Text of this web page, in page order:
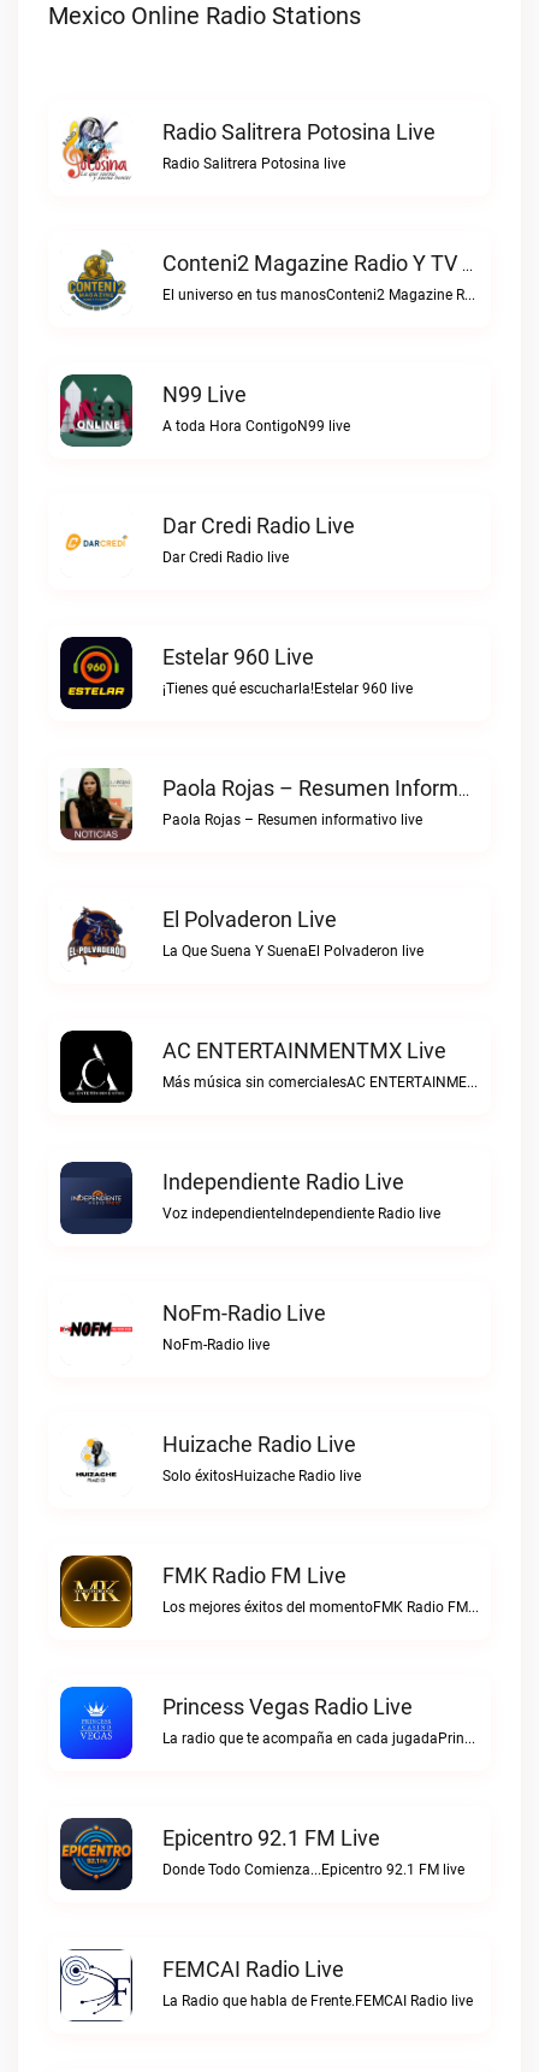
Mexico Online Radio Stations
Radio Salitrera Potosina Live
Radio Salitrera Potosina live
Conteni2 Magazine Radio Y TV Digital Live
El universo en tus manosConteni2 Magazine Radio y TV Digital live
N99 Live
A toda Hora ContigoN99 live
Dar Credi Radio Live
Dar Credi Radio live
Estelar 960 Live
¡Tienes qué escucharla!Estelar 960 live
Paola Rojas – Resumen Informativo Live
Paola Rojas – Resumen informativo live
El Polvaderon Live
La Que Suena Y SuenaEl Polvaderon live
AC ENTERTAINMENTMX Live
Más música sin comercialesAC ENTERTAINMENTMX live
Independiente Radio Live
Voz independienteIndependiente Radio live
NoFm-Radio Live
NoFm-Radio live
Huizache Radio Live
Solo éxitosHuizache Radio live
FMK Radio FM Live
Los mejores éxitos del momentoFMK Radio FM live
Princess Vegas Radio Live
La radio que te acompaña en cada jugadaPrincess Vegas Radio live
Epicentro 92.1 FM Live
Donde Todo Comienza...Epicentro 92.1 FM live
FEMCAI Radio Live
La Radio que habla de Frente.FEMCAI Radio live